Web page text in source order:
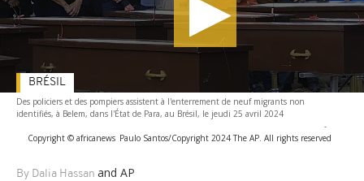
Des policiers et des pompiers assistent à l'enterrement de neuf migrants non
identifiés, à Belem, dans l'État de Para, au Brésil, le jeudi 25 avril 2024
-
Copyright © africanews Paulo Santos/Copyright 2024 The AP. All rights reserved
By Dalia Hassan and AP
BRÉSIL